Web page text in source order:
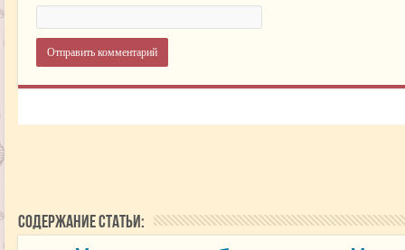
Содержание статьи: